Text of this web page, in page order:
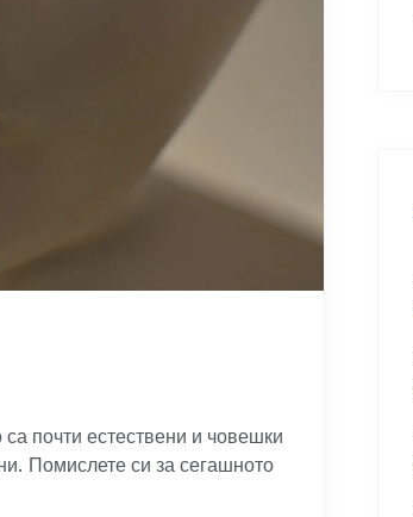
почти естествени и човешки
Помислете си за сегашното